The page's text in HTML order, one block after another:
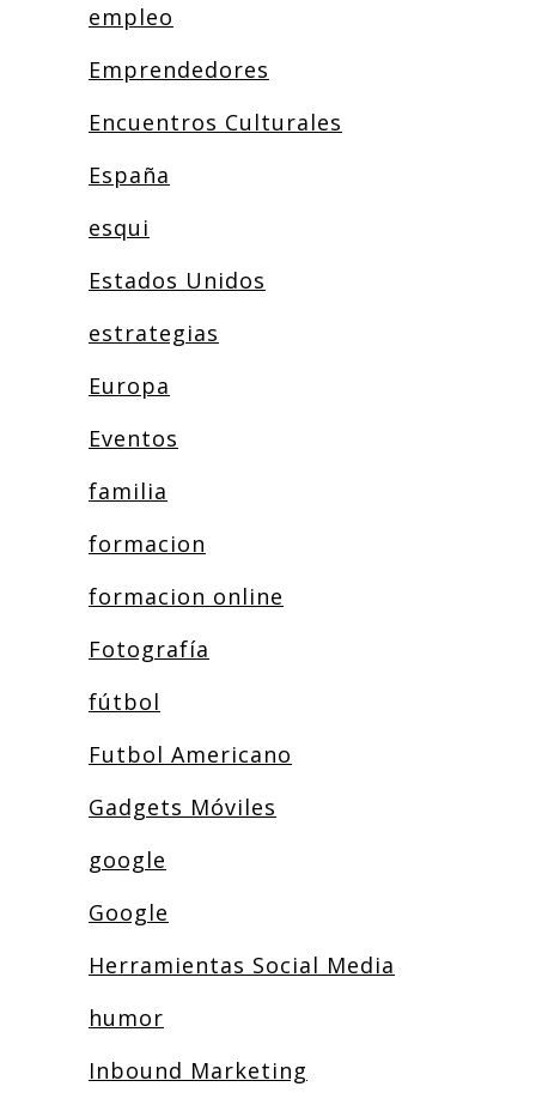
empleo
Emprendedores
Encuentros Culturales
España
esqui
Estados Unidos
estrategias
Europa
Eventos
familia
formacion
formacion online
Fotografía
fútbol
Futbol Americano
Gadgets Móviles
google
Google
Herramientas Social Media
humor
Inbound Marketing